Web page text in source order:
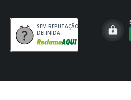
SEM REPUTAÇÃO
DEFINIDA